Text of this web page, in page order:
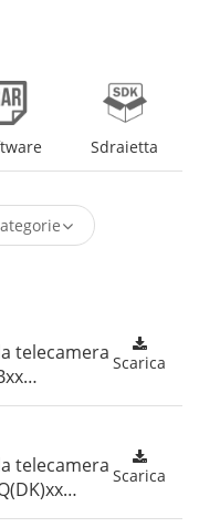
Sdraietta
telecamera Scarica
telecamera Scarica